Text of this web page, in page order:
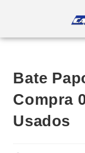
Bate
Compra
Usados